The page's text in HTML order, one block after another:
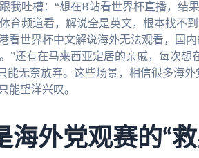
我吐槽：“想在B站看世界杯直播，结
育频道看，解说全是英文，根本找不
看世界杯中文解说海外无法观看，国
”还有在马来西亚定居的亲戚，每次想
能无奈放弃。这些场景，相信很多海
能望洋兴叹。
外党观赛的“救